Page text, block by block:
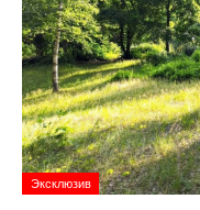
Эксклюзив